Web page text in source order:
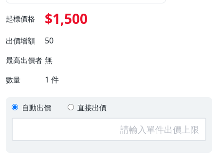
起標價格 $1,500
出價增額 50
最高出價者 無
數量 1 件
自動出價 直接出價